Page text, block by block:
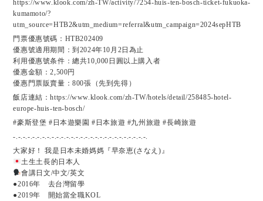
https://www.klook.com/zh-TW/activity/7254-huis-ten-bosch-ticket-fukuoka-
kumamoto/?
utm_source=HTB2&utm_medium=referral&utm_campaign=2024sepHTB
門票優惠號碼：HTB202409
優惠號適用期間：到2024年10月2日為止
利用優惠號条件：總共10,000日圓以上購入者
優惠金額：2,500円
優惠門票販賣量：800張（先到先得）
飯店連結：https://www.klook.com/zh-TW/hotels/detail/258485-hotel-
europe-huis-ten-bosch/
#豪斯登堡 #日本遊樂園 #日本旅遊 #九州旅遊 #長崎旅遊
-.-.-.-.-.-.-.-.-.-.-.-.-.-.-.-.-.-.-.-.-.-.-.-.-.-.-.-.
大家好！ 我是日本未婚媽媽『早奈恵(さなえ)』
土生土長的日本人
會講日文/中文/英文
●2016年 去台灣留學
●2019年 開始當全職KOL